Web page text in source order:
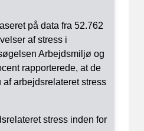
på data fra 52.762
af stress i
Arbejdsmiljø og
rapporterede, at de
arbejdsrelateret stress
stress inden for